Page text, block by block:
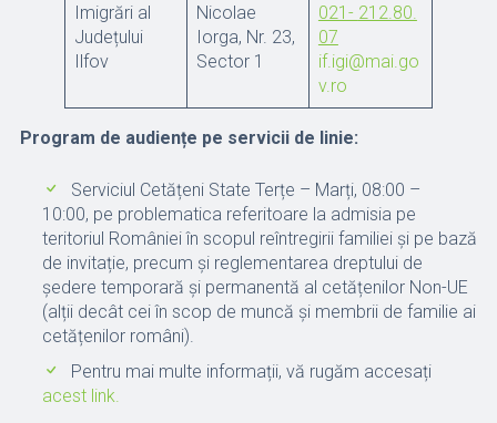
Imigrări al
Județului
Ilfov
Nicolae
Iorga, Nr. 23,
Sector 1
021- 212.80.
07
if.igi@mai.go
v.ro
Program de audiențe pe servicii de linie:
Serviciul Cetățeni State Terțe – Marți, 08:00 –
10:00, pe problematica referitoare la admisia pe
teritoriul României în scopul reîntregirii familiei și pe bază
de invitație, precum și reglementarea dreptului de
ședere temporară și permanentă al cetățenilor Non-UE
(alții decât cei în scop de muncă și membrii de familie ai
cetățenilor români).
Pentru mai multe informații, vă rugăm accesați
acest link.